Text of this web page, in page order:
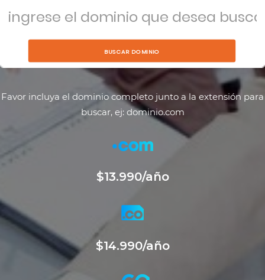
BUSCAR DOMINIO
Favor incluya el dominio completo junto a la extensión para
buscar, ej: dominio.com
$13.990/año
$14.990/año